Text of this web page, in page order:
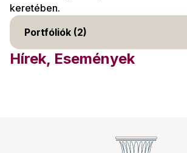
keretében.
Portfóliók (2)
Hírek, Események